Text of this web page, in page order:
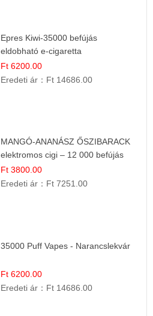
Epres Kiwi-35000 befújás
eldobható e-cigaretta
Ft 6200.00
Eredeti ár： Ft 14686.00
MANGÓ-ANANÁSZ ŐSZIBARACK
elektromos cigi – 12 000 befújás
Ft 3800.00
Eredeti ár： Ft 7251.00
35000 Puff Vapes - Narancslekvár
Ft 6200.00
Eredeti ár： Ft 14686.00